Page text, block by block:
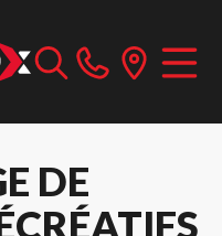
DE